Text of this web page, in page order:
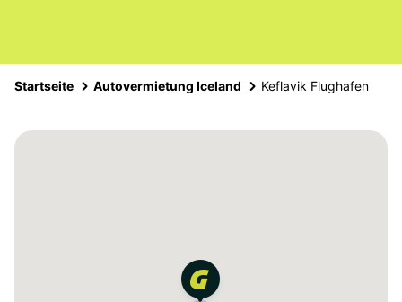
Startseite Autovermietung Iceland Keflavik Flughafen